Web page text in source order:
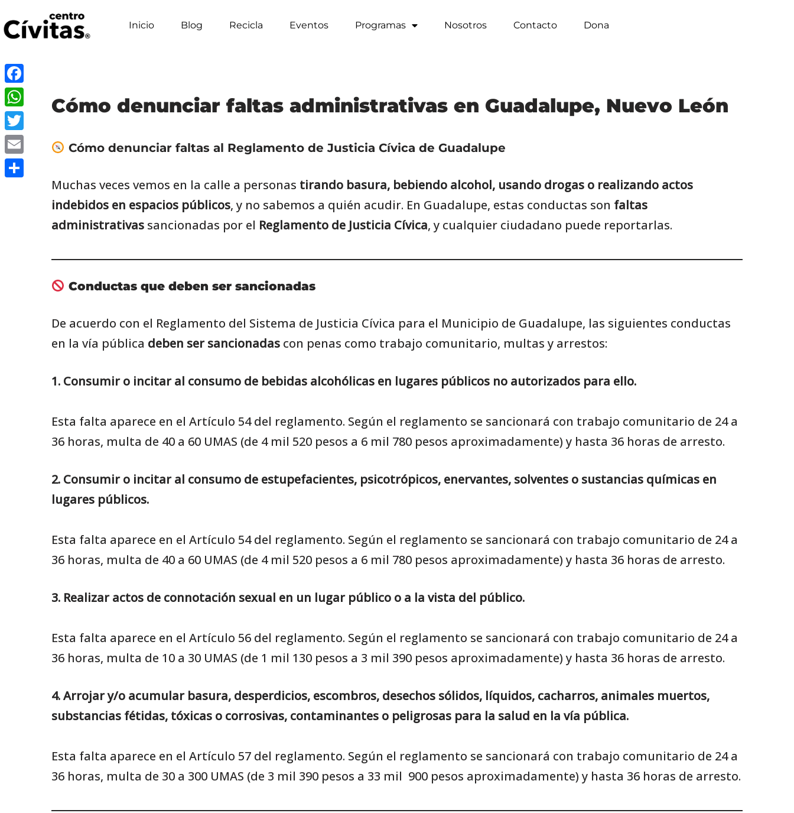
Saltar
contenido
Inicio Blog Recicla Eventos Programas Nosotros Contacto Dona
Cómo denunciar faltas administrativas en Guadalupe, Nuevo León
Cómo denunciar faltas al Reglamento de Justicia Cívica de Guadalupe
Muchas veces vemos en la calle a personas tirando basura, bebiendo alcohol, usando drogas o realizando actos
indebidos en espacios públicos, y no sabemos a quién acudir. En Guadalupe, estas conductas son faltas
administrativas sancionadas por el Reglamento de Justicia Cívica, y cualquier ciudadano puede reportarlas.
Conductas que deben ser sancionadas
De acuerdo con el Reglamento del Sistema de Justicia Cívica para el Municipio de Guadalupe, las siguientes conductas
en la vía pública deben ser sancionadas con penas como trabajo comunitario, multas y arrestos:
1. Consumir o incitar al consumo de bebidas alcohólicas en lugares públicos no autorizados para ello.
Esta falta aparece en el Artículo 54 del reglamento. Según el reglamento se sancionará con trabajo comunitario de 24 a
36 horas, multa de 40 a 60 UMAS (de 4 mil 520 pesos a 6 mil 780 pesos aproximadamente) y hasta 36 horas de arresto.
2. Consumir o incitar al consumo de estupefacientes, psicotrópicos, enervantes, solventes o sustancias químicas en
lugares públicos.
Esta falta aparece en el Artículo 54 del reglamento. Según el reglamento se sancionará con trabajo comunitario de 24 a
36 horas, multa de 40 a 60 UMAS (de 4 mil 520 pesos a 6 mil 780 pesos aproximadamente) y hasta 36 horas de arresto.
3. Realizar actos de connotación sexual en un lugar público o a la vista del público.
Esta falta aparece en el Artículo 56 del reglamento. Según el reglamento se sancionará con trabajo comunitario de 24 a
36 horas, multa de 10 a 30 UMAS (de 1 mil 130 pesos a 3 mil 390 pesos aproximadamente) y hasta 36 horas de arresto.
4. Arrojar y/o acumular basura, desperdicios, escombros, desechos sólidos, líquidos, cacharros, animales muertos,
substancias fétidas, tóxicas o corrosivas, contaminantes o peligrosas para la salud en la vía pública.
Esta falta aparece en el Artículo 57 del reglamento. Según el reglamento se sancionará con trabajo comunitario de 24 a
36 horas, multa de 30 a 300 UMAS (de 3 mil 390 pesos a 33 mil 900 pesos aproximadamente) y hasta 36 horas de arresto.
Facebook
WhatsApp
Twitter
Email